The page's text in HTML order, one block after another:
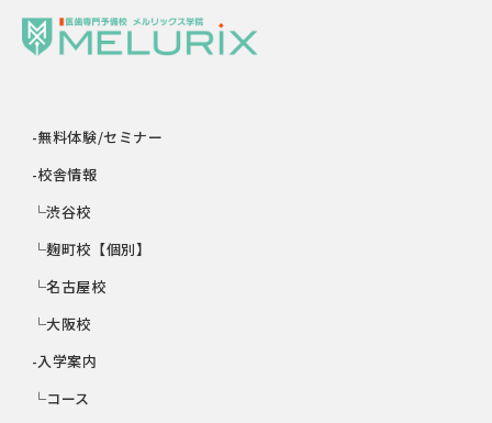
-無料体験/セミナー
-校舎情報
└渋谷校
└麹町校【個別】
└名古屋校
└大阪校
-入学案内
└コース